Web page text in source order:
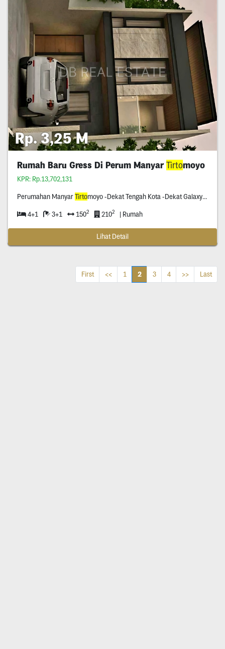
Rp. 3,25 M
Rumah Baru Gress Di Perum ManyarTirtomoyo
KPR: Rp.13,702,131
Perumahan ManyarTirtomoyo -Dekat Tengah Kota -Dekat Galaxy Mall -Carport Dua Mobil -Row Jalan Tiga Mobil -Ready Dua Unit Jejer -Hadap Barat
4+1 3+1 1502 2102 | Rumah
Lihat Detail
First << 1 2 3 4 >> Last